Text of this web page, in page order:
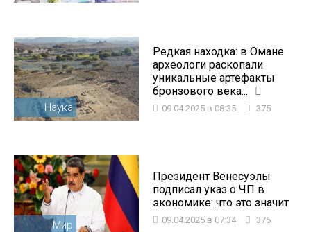
Наука
Редкая находка: в Омане
археологи раскопали
уникальные артефакты
бронзового века...
09.04.2025 в 08:35 375
Мир
Президент Венесуэлы
подписал указ о ЧП в
экономике: что это значит
09.04.2025 в 07:34 376